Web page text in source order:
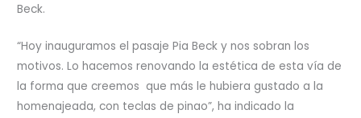
Beck.
“Hoy inauguramos el pasaje Pia Beck y nos sobran los
motivos. Lo hacemos renovando la estética de esta vía de
la forma que creemos que más le hubiera gustado a la
homenajeada, con teclas de pinao”, ha indicado la